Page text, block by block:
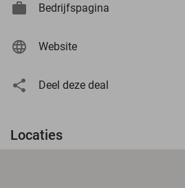
Bedrijfspagina
Website
Deel deze deal
Locaties